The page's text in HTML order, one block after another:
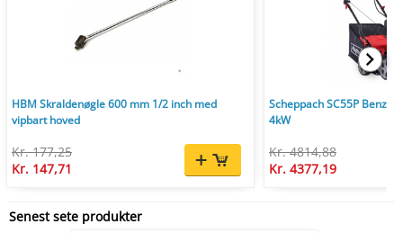
HBM Skraldenøgle 600 mm 1/2 inch med
vipbart hoved
Kr. 177,25
Kr. 147,71
Scheppach SC55P
4kW
Kr. 4814,88
Kr. 4377,19
Senest sete produkter